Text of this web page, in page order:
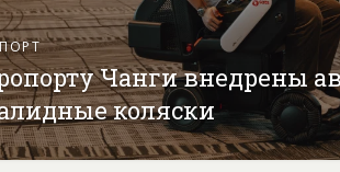
Чанги внедрены
коляски